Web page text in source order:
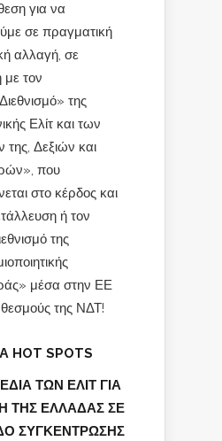
για να
σε πραγματική
αλλαγή, σε
με τον
της
Ελίτ και των
Δεξιών και
που
στο κέρδος και
ή τον
της
μέσα στην ΕΕ
θεσμούς της ΝΔΤ!
HOT SPOTS
ΤΩΝ ΕΛΙΤ ΓΙΑ
ΤΗΣ ΕΛΛΑΔΑΣ ΣΕ
ΣΥΓΚΕΝΤΡΩΣΗΣ